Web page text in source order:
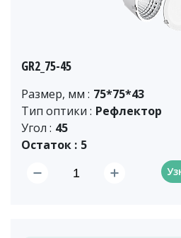
GR2_75-45
Размер, мм : 75*75*43
Тип оптики : Рефлектор
Угол : 45
Остаток : 5